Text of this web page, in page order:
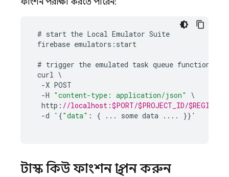
ফাংশন পরীক্ষা করতে পারেন:
# start the Local Emulator Suite
firebase emulators : start
# trigger the emulated task queue function
curl
-X POST
-H "content-type: application/json"
\
http : //localhost:$PORT/$PROJECT_ID/
-d ' {"data" : { ... some data ... . }} '
টাস্ক কিউ ফাংশন স্থাপন করুন